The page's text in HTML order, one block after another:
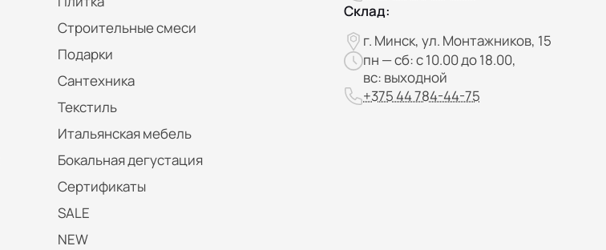
Строительные смеси
Подарки
Сантехника
Текстиль
Итальянская мебель
Бокальная дегустация
Сертификаты
SALE
NEW
Склад:
г. Минск, ул. Монтажников, 15
пн — сб: с 10.00 до 18.00,
вс: выходной
+375 44 784-44-75